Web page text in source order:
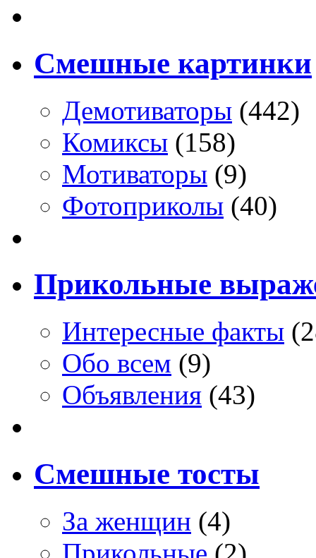
Смешные картинки
Демотиваторы (442)
Комиксы (158)
Мотиваторы (9)
Фотоприколы (40)
Прикольные
Интересные факты
Обо всем (9)
Объявления (43)
Смешные тосты
За женщин (4)